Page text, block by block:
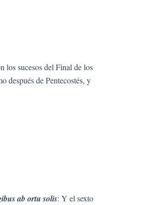
los sucesos del Final de los
después de Pentecostés, y
ab ortu solis: Y el sexto